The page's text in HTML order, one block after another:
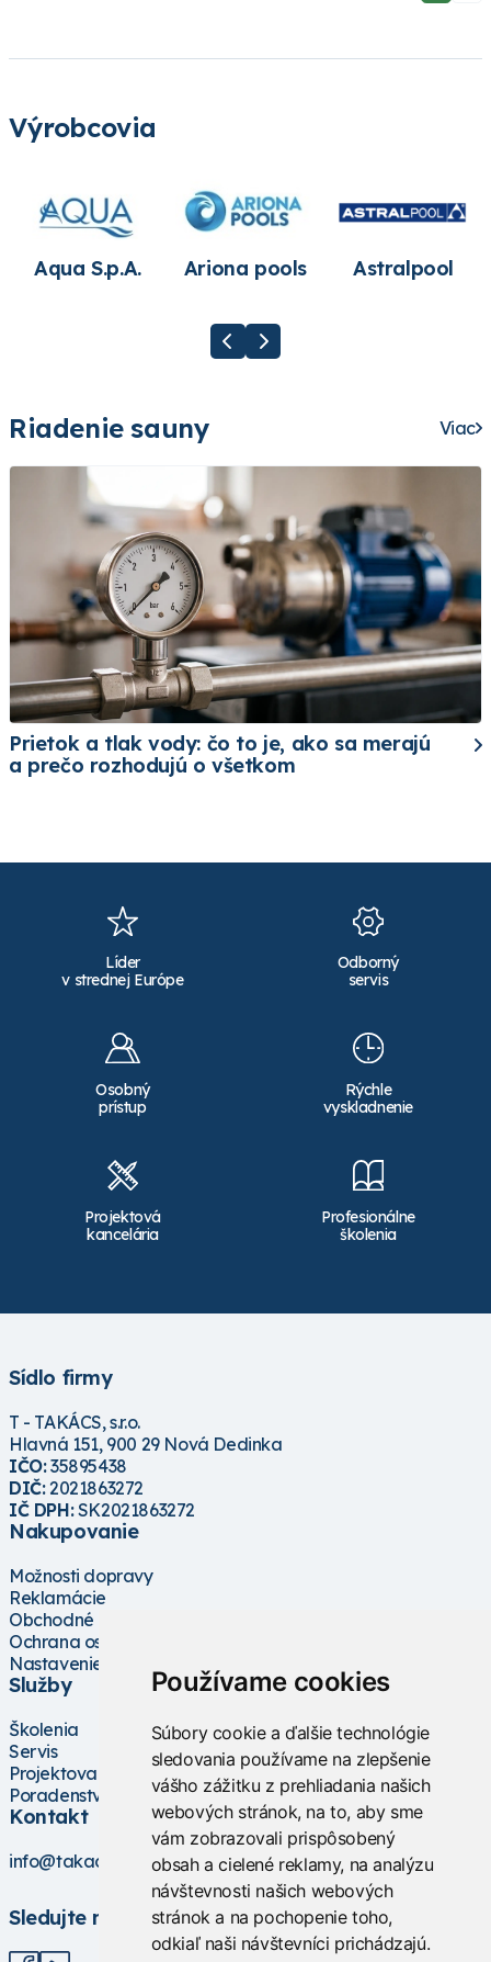
Používame cookies
Súbory cookie a ďalšie technológie
sledovania používame na zlepšenie
vášho zážitku z prehliadania našich
webových stránok, na to, aby sme
vám zobrazovali prispôsobený
obsah a cielené reklamy, na analýzu
návštevnosti našich webových
stránok a na pochopenie toho,
odkiaľ naši návštevníci prichádzajú.
Výrobcovia
Aqua S.p.A. Ariona pools Astralpool
Riadenie sauny Viac
Prietok a tlak vody: čo to je, ako sa merajú
a prečo rozhodujú o všetkom
Líder
v strednej Európe
Odborný
servis
Osobný
prístup
Rýchle
vyskladnenie
Projektová
kancelária
Profesionálne
školenia
Sídlo firmy
T - TAKÁCS, s.r.o.
Hlavná 151, 900 29 Nová Dedinka
IČO:35895438
DIČ:2021863272
IČ DPH:SK2021863272
Nakupovanie
Možnosti dopravy
Reklamácie
Obchodné podmienky
Ochrana osobných údajov
Nastavenie cookies
Služby
Školenia
Servis
Projektovanie
Poradenstvo
Kontakt
info@takacs.sk
Sledujte nás